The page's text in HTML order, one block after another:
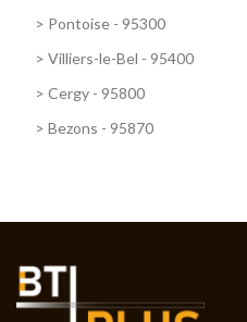
> Pontoise - 95300
> Villiers-le-Bel - 95400
> Cergy - 95800
> Bezons - 95870